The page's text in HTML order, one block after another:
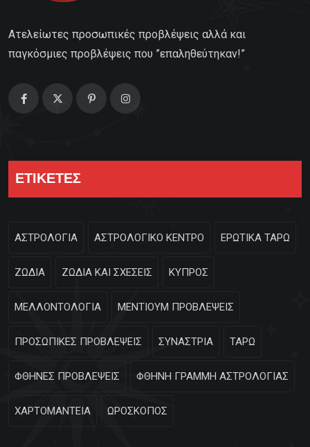
Ατελείωτες προσωπικές προβλέψεις αλλά και
παγκόσμιες προβλέψεις που ”επαληθεύτηκαν!”
ΕΤΙΚΕΤΕΣ
ΑΣΤΡΟΛΟΓΙΑ ΑΣΤΡΟΛΟΓΙΚΟ ΚΕΝΤΡΟ ΕΡΩΤΙΚΑ ΤΑΡΩ
ΖΩΔΙΑ ΖΩΔΙΑ ΚΑΙ ΣΧΕΣΕΙΣ ΚΥΠΡΟΣ
ΜΕΛΛΟΝΤΟΛΟΓΙΑ ΜΕΝΤΙΟΥΜ ΠΡΟΒΛΕΨΕΙΣ
ΠΡΟΣΩΠΙΚΕΣ ΠΡΟΒΛΕΨΕΙΣ ΣΥΝΑΣΤΡΙΑ ΤΑΡΩ
ΦΘΗΝΕΣ ΠΡΟΒΛΕΨΕΙΣ ΦΘΗΝΗ ΓΡΑΜΜΗ ΑΣΤΡΟΛΟΓΙΑΣ
ΧΑΡΤΟΜΑΝΤΕΙΑ ΩΡΟΣΚΟΠΟΣ